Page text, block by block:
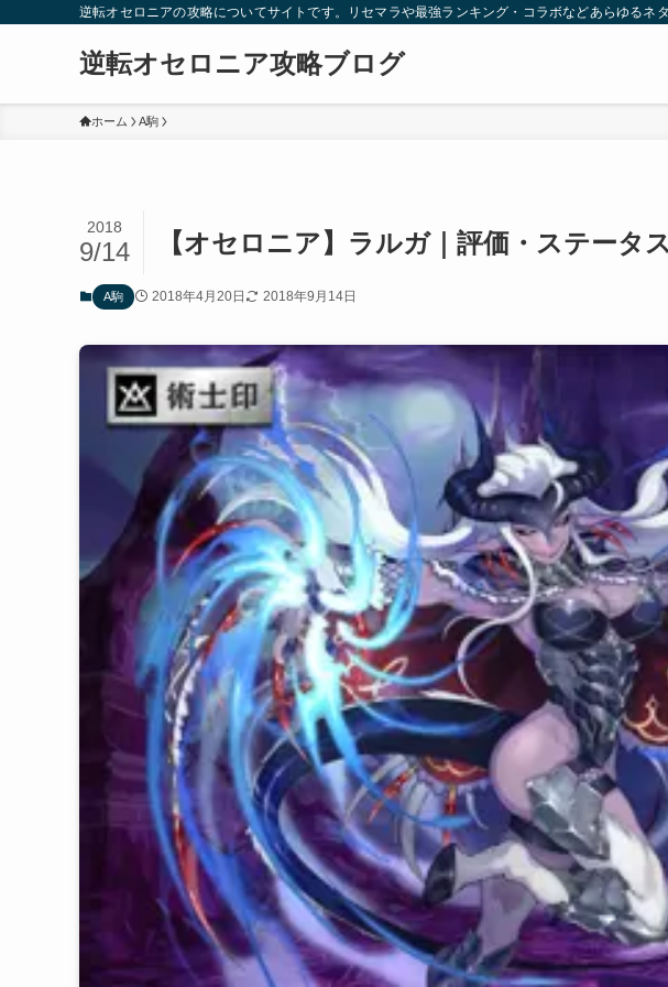
逆転オセロニアの攻略についてサイトです。リセマラや最強ランキング・コラボなどあらゆるネ
逆転オセロニア攻略ブログ
ホーム A駒
【オセロニア】ラルガ｜評価・ステータ
2018
9/14
A駒 2018年4月20日 2018年9月14日